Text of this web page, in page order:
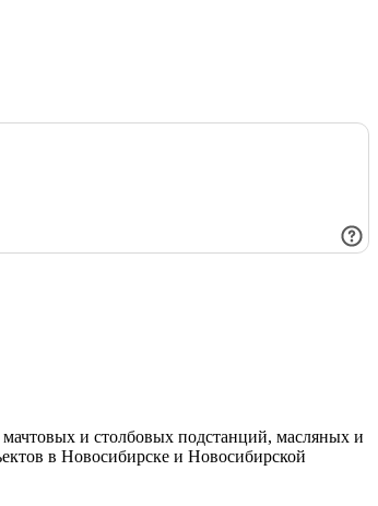
и столбовых подстанций, масляных и
в Новосибирске и Новосибирской